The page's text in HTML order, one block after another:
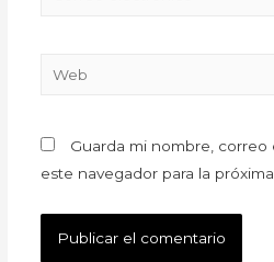
Guarda mi nombre,
este navegador para la